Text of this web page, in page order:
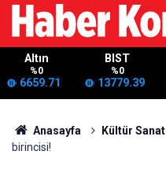
Altın
%0
6659.71
BIST
%0
13779.39
Anasayfa Kültür Sanat
birincisi!